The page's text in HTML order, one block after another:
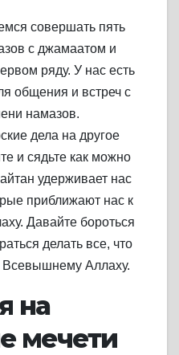
совершать пять
с джамаатом и
ряду. У нас есть
общения и встреч с
намазов.
дела на другое
и сядьте как можно
удерживает нас
приближают нас к
Давайте бороться
делать все, что
Всевышнему Аллаху.
на
мечети